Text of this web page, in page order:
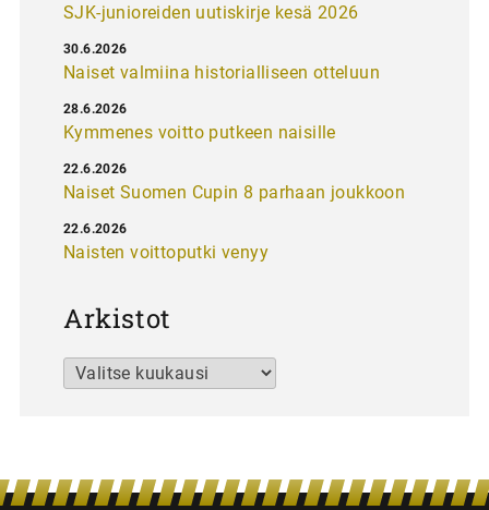
SJK-junioreiden uutiskirje kesä 2026
Naiset valmiina historialliseen otteluun
30.6.2026
Kymmenes voitto putkeen naisille
28.6.2026
Naiset Suomen Cupin 8 parhaan joukkoon
22.6.2026
Naisten voittoputki venyy
22.6.2026
Arkistot
Arkistot